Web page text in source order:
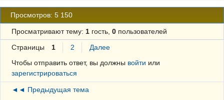
Просмотров: 5 150
Просматривают тему: 1гость, 0пользователей
Страницы 1 2
Далее
Чтобы отправить ответ, вы должны войти или
зарегистрироваться
◄◄ Предыдущая тема